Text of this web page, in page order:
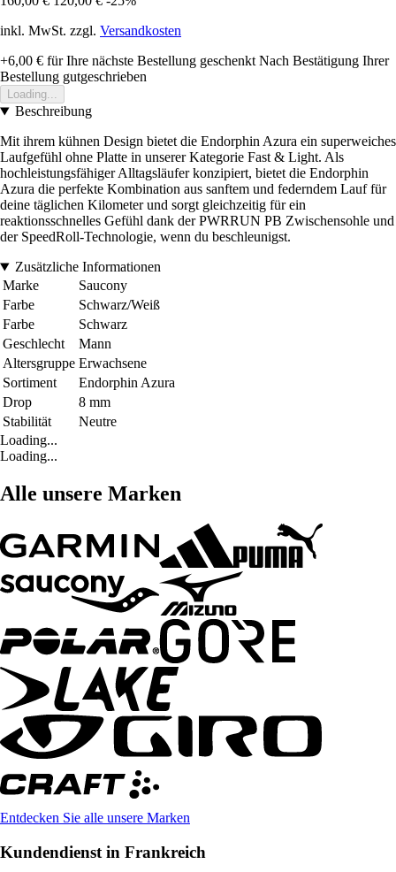
inkl. MwSt. zzgl. Versandkosten
+6,00 € für Ihre nächste Bestellung geschenkt Nach Bestätigung Ihrer
Bestellung gutgeschrieben
Loading...
Beschreibung
Mit ihrem kühnen Design bietet die Endorphin Azura ein superweiches
Laufgefühl ohne Platte in unserer Kategorie Fast & Light. Als
hochleistungsfähiger Alltagsläufer konzipiert, bietet die Endorphin
Azura die perfekte Kombination aus sanftem und federndem Lauf für
deine täglichen Kilometer und sorgt gleichzeitig für ein
reaktionsschnelles Gefühl dank der PWRRUN PB Zwischensohle und
der SpeedRoll-Technologie, wenn du beschleunigst.
Zusätzliche Informationen
Marke
Saucony
Farbe
Schwarz/Weiß
Farbe
Schwarz
Geschlecht
Mann
Altersgruppe Erwachsene
Sortiment
Endorphin Azura
Drop
8 mm
Stabilität
Neutre
Loading...
Loading...
Alle unsere Marken
Entdecken Sie alle unsere Marken
Kundendienst in Frankreich